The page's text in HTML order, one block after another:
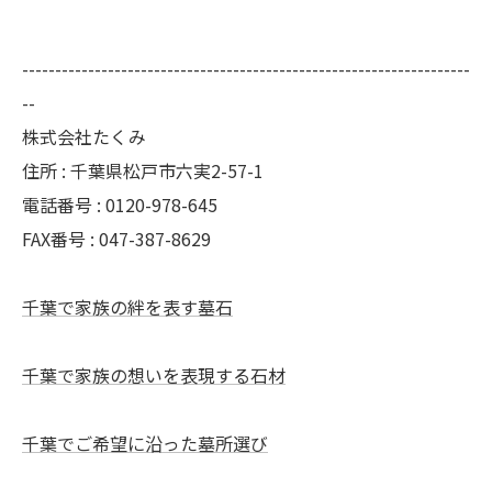
--------------------------------------------------------------------
--
株式会社たくみ
住所 : 千葉県松戸市六実2-57-1
電話番号 : 0120-978-645
FAX番号 : 047-387-8629
千葉で家族の絆を表す墓石
千葉で家族の想いを表現する石材
千葉でご希望に沿った墓所選び